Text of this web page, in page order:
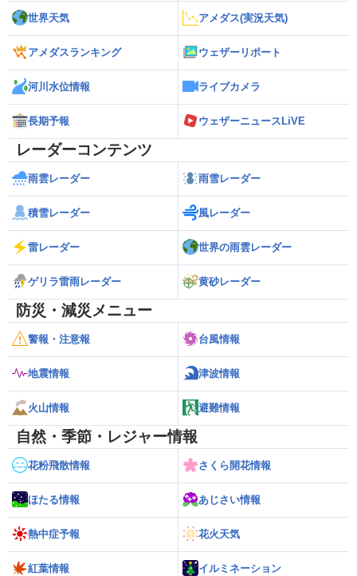
世界天気 アメダス(実況天気)
アメダスランキング ウェザーリポート
河川水位情報 ライブカメラ
長期予報 ウェザーニュースLiVE
レーダーコンテンツ
雨雲レーダー 雨雪レーダー
積雪レーダー 風レーダー
雷レーダー 世界の雨雲レーダー
ゲリラ雷雨レーダー 黄砂レーダー
防災・減災メニュー
警報・注意報 台風情報
地震情報 津波情報
火山情報 避難情報
自然・季節・レジャー情報
花粉飛散情報 さくら開花情報
ほたる情報 あじさい情報
熱中症予報 花火天気
紅葉情報 イルミネーション